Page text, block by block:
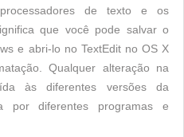
de texto e os
que você pode salvar o
e abri-lo no TextEdit no OS X
Qualquer alteração na
às diferentes versões da
por diferentes programas e